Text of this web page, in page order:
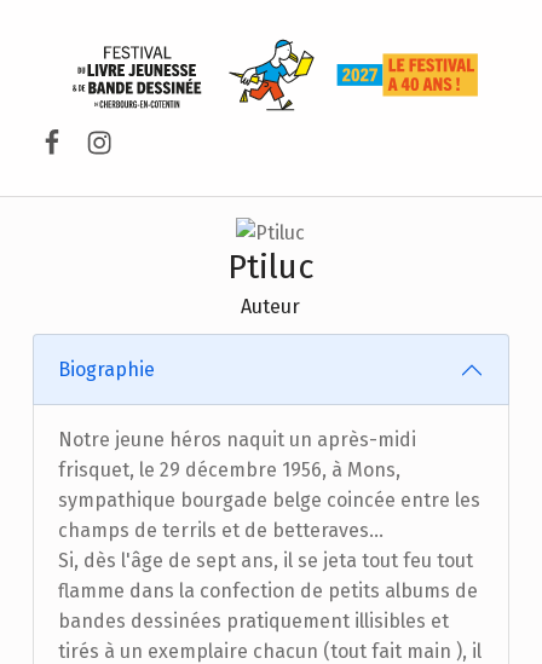
Facebook
Instagram
Ptiluc
Auteur
Biographie
Notre jeune héros naquit un après-midi
frisquet, le 29 décembre 1956, à Mons,
sympathique bourgade belge coincée entre les
champs de terrils et de betteraves...
Si, dès l'âge de sept ans, il se jeta tout feu tout
flamme dans la confection de petits albums de
bandes dessinées pratiquement illisibles et
tirés à un exemplaire chacun (tout fait main ), il